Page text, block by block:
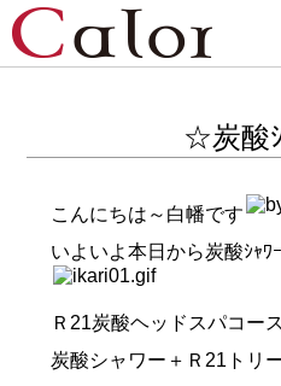
☆炭酸
こんにちは～白幡です
いよいよ本日から炭酸ｼｬﾜ
Ｒ21炭酸ヘッドスパコ
炭酸シャワー＋Ｒ21ト